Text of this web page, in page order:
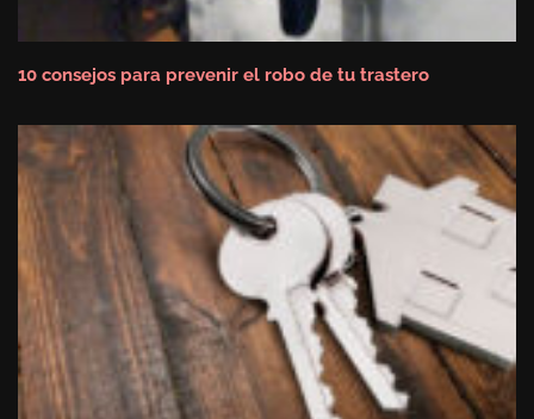
10 consejos para prevenir el robo de tu trastero